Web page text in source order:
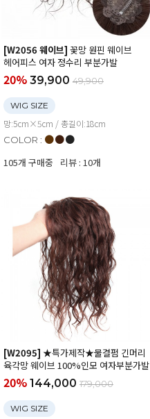
[W2056 웨이브] 꽃망 원핀 웨이브
헤어피스 여자 정수리 부분가발
20% 39,900 49,900
WIG SIZE
망:5cm×5cm / 총길이:18cm
COLOR : ● ● ●
105개 구매중 리뷰 : 10개
[W2095] ★특가제작★물결펌 긴머리
육각망 웨이브 100%인모 여자부분가발
20% 144,000 179,000
WIG SIZE